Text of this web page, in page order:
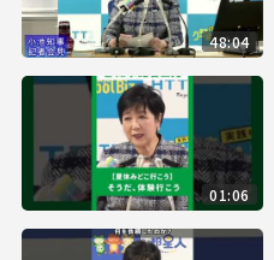
48:04
01:06